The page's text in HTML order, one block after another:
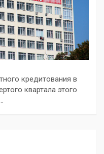
кредитования в
квартала этого